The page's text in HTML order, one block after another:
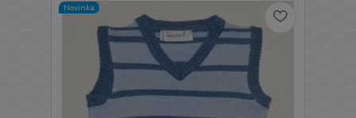
Novinka